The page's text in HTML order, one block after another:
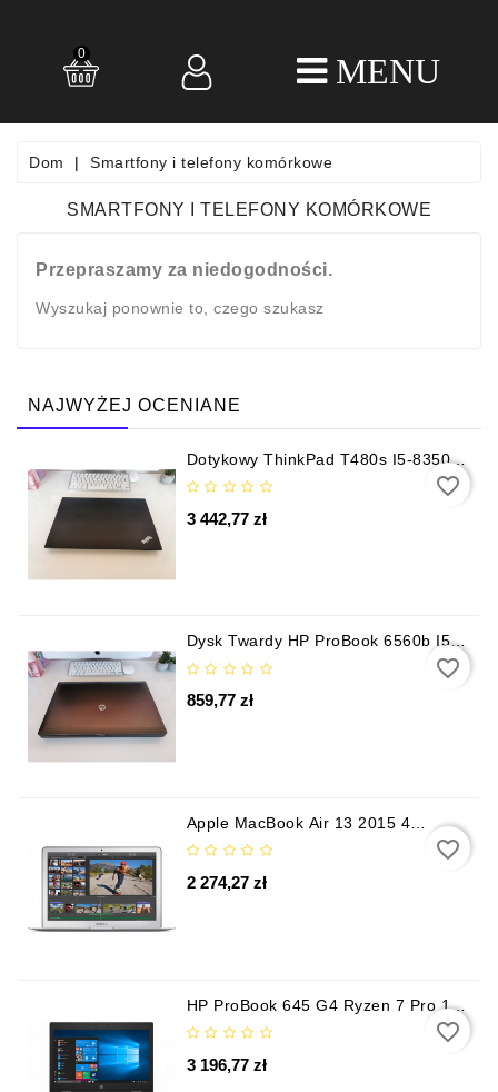
LAPTOPY
KOMÓRKOWE
KOMPUTERY
REGULAMIN
PRYWATNOŚCI
0
Dom Smartfony i telefony komórkowe
SMARTFONY I TELEFONY KOMÓRKOWE
Przepraszamy za niedogodności.
Wyszukaj ponownie to, czego szukasz
NAJWYŻEJ OCENIANE
Dotykowy ThinkPad T480s I5-8350U
3 442,77 zł
favorite_border
Dysk Twardy HP ProBook 6560b I5-
859,77 zł
favorite_border
Apple MacBook Air 13 2015 4
2 274,27 zł
favorite_border
HP ProBook 645 G4 Ryzen 7 Pro 16
3 196,77 zł
favorite_border